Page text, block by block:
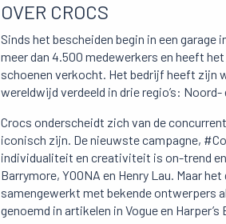
OVER CROCS
Sinds het bescheiden begin in een garage
meer dan 4.500 medewerkers en heeft
schoenen verkocht. Het bedrijf heeft zijn
wereldwijd verdeeld in drie regio’s: Noord-
Crocs onderscheidt zich van de
iconisch zijn. De nieuwste campagne,
individualiteit en creativiteit is on-trend
Barrymore, YOONA en Henry Lau. Maar
samengewerkt met bekende ontwerpers
genoemd in artikelen in Vogue en Harper’s